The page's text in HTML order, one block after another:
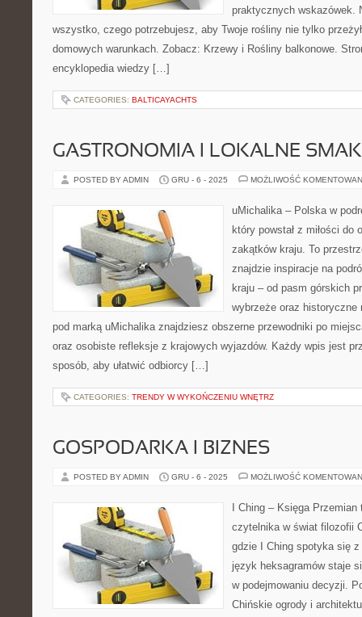
praktycznych wskazówek.
wszystko, czego potrzebujesz, aby Twoje rośliny nie tylko
domowych warunkach. Zobacz: Krzewy i Rośliny balkonowe.
encyklopedia wiedzy […]
CATEGORIES: BALTICAYACHTS
GASTRONOMIA I LOKALNE
POSTED BY ADMIN GRU - 6 - 2025 MOŻLIWOŚĆ
uMichalika – Polska w
który powstał z miłości
zakątków kraju. To
znajdzie inspiracje na
kraju – od pasm górskich
wybrzeże oraz historyczne
pod marką uMichalika znajdziesz obszerne przewodniki po
oraz osobiste refleksje z krajowych wyjazdów. Każdy wpis jest
sposób, aby ułatwić odbiorcy […]
CATEGORIES: TRENDY W WYKOŃCZENIU WNĘTRZ
GOSPODARKA I BIZNES
POSTED BY ADMIN GRU - 6 - 2025 MOŻLIWOŚĆ
I Ching – Księga
czytelnika w świat filozofii
gdzie I Ching spotyka się
język heksagramów staje
w podejmowaniu decyzji.
Chińskie ogrody i